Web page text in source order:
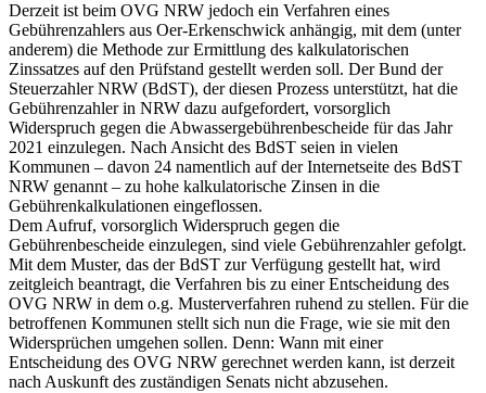
Derzeit ist beim OVG NRW jedoch ein Verfahren eines
Gebührenzahlers aus Oer-Erkenschwick anhängig, mit dem (unter
anderem) die Methode zur Ermittlung des kalkulatorischen
Zinssatzes auf den Prüfstand gestellt werden soll. Der Bund der
Steuerzahler NRW (BdST), der diesen Prozess unterstützt, hat die
Gebührenzahler in NRW dazu aufgefordert, vorsorglich
Widerspruch gegen die Abwassergebührenbescheide für das Jahr
2021 einzulegen. Nach Ansicht des BdST seien in vielen
Kommunen – davon 24 namentlich auf der Internetseite des BdST
NRW genannt – zu hohe kalkulatorische Zinsen in die
Gebührenkalkulationen eingeflossen.
Dem Aufruf, vorsorglich Widerspruch gegen die
Gebührenbescheide einzulegen, sind viele Gebührenzahler gefolgt.
Mit dem Muster, das der BdST zur Verfügung gestellt hat, wird
zeitgleich beantragt, die Verfahren bis zu einer Entscheidung des
OVG NRW in dem o.g. Musterverfahren ruhend zu stellen. Für die
betroffenen Kommunen stellt sich nun die Frage, wie sie mit den
Widersprüchen umgehen sollen. Denn: Wann mit einer
Entscheidung des OVG NRW gerechnet werden kann, ist derzeit
nach Auskunft des zuständigen Senats nicht abzusehen.